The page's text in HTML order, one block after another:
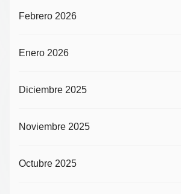
Febrero 2026
Enero 2026
Diciembre 2025
Noviembre 2025
Octubre 2025